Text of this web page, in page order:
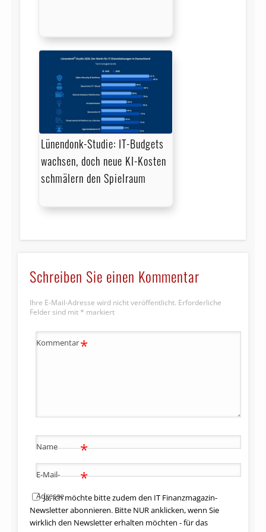
Lünendonk-Studie: IT-Budgets
wachsen, doch neue KI-Kosten
schmälern den Spielraum
Schreiben Sie einen Kommentar
Ihre E-Mail-Adresse wird nicht veröffentlicht. Erforderliche
Felder sind mit * markiert
Kommentar*
Name *
E-Mail-
Adresse
*
Ja, ich möchte bitte zudem den IT Finanzmagazin-
Newsletter abonnieren. Bitte NUR anklicken, wenn Sie
wirklich den Newsletter erhalten möchten - für das